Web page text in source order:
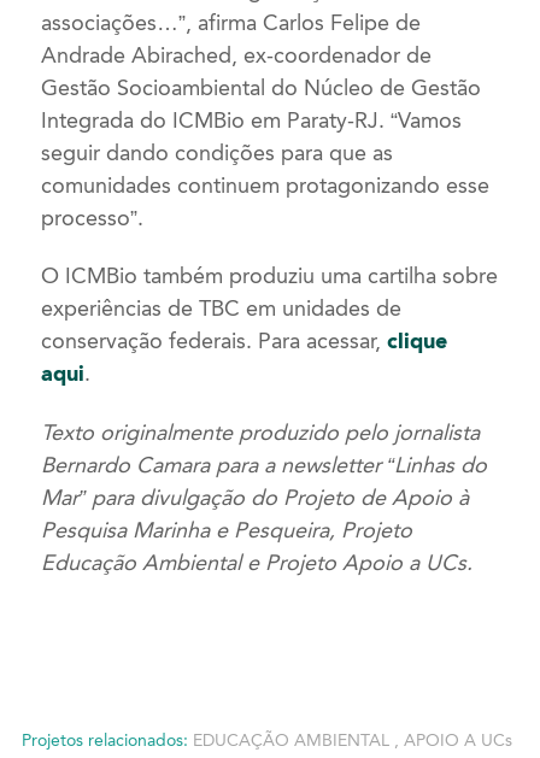
associações…”, afirma Carlos Felipe de
Andrade Abirached, ex-coordenador de
Gestão Socioambiental do Núcleo de Gestão
Integrada do ICMBio em Paraty-RJ. “Vamos
seguir dando condições para que as
comunidades continuem protagonizando esse
processo”.
O ICMBio também produziu uma cartilha sobre
experiências de TBC em unidades de
conservação federais. Para acessar,clique
aqui.
Texto originalmente produzido pelo jornalista
Bernardo Camara para a newsletter “Linhas do
Mar” para divulgação do Projeto de Apoio à
Pesquisa Marinha e Pesqueira, Projeto
Educação Ambiental e Projeto Apoio a UCs.
Projetos relacionados: EDUCAÇÃO AMBIENTAL, APOIO A UCs